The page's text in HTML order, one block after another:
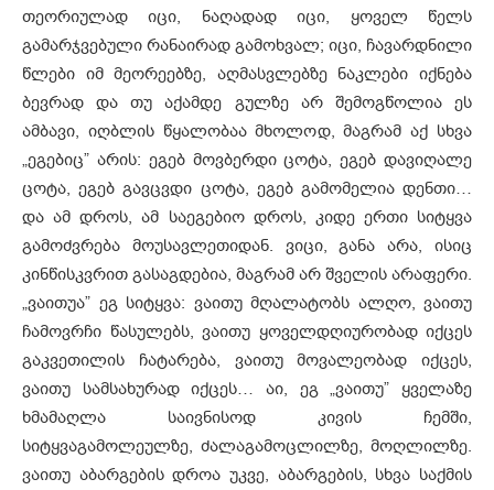
თეორიულად იცი, ნაღადად იცი, ყოველ წელს
გამარჯვებული რანაირად გამოხვალ; იცი, ჩავარდნილი
წლები იმ მეორეებზე, აღმასვლებზე ნაკლები იქნება
ბევრად და თუ აქამდე გულზე არ შემოგწოლია ეს
ამბავი, იღბლის წყალობაა მხოლოდ, მაგრამ აქ სხვა
„ეგებიც” არის: ეგებ მოვბერდი ცოტა, ეგებ დავიღალე
ცოტა, ეგებ გავცვდი ცოტა, ეგებ გამომელია დენთი…
და ამ დროს, ამ საეგებიო დროს, კიდე ერთი სიტყვა
გამოძვრება მოუსავლეთიდან. ვიცი, განა არა, ისიც
კინწისკვრით გასაგდებია, მაგრამ არ შველის არაფერი.
„ვაითუა” ეგ სიტყვა: ვაითუ მღალატობს ალღო, ვაითუ
ჩამოვრჩი წასულებს, ვაითუ ყოველდღიურობად იქცეს
გაკვეთილის ჩატარება, ვაითუ მოვალეობად იქცეს,
ვაითუ სამსახურად იქცეს… აი, ეგ „ვაითუ” ყველაზე
ხმამაღლა საივნისოდ კივის ჩემში,
სიტყვაგამოლეულზე, ძალაგამოცლილზე, მოღლილზე.
ვაითუ აბარგების დროა უკვე, აბარგების, სხვა საქმის